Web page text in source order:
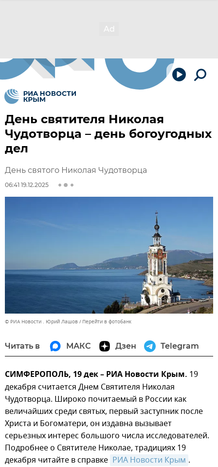
День святителя Николая
Чудотворца – день богоугодных
дел
День святого Николая Чудотворца
06:41 19.12.2025
© РИА Новости . Юрий Лашов Перейти в фотобанк
Читать в МАКС Дзен Telegram
СИМФЕРОПОЛЬ, 19 дек – РИА Новости Крым. 19
декабря считается Днем Святителя Николая
Чудотворца. Широко почитаемый в России как
величайших среди святых, первый заступник после
Христа и Богоматери, он издавна вызывает
серьезных интерес большого числа исследователей.
Подробнее о Святителе Николае, традициях 19
декабря читайте в справке РИА Новости Крым .